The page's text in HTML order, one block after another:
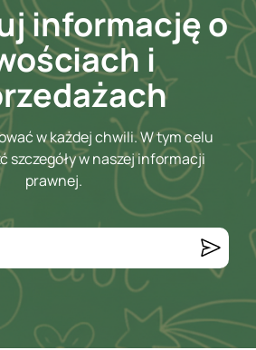
informację o
i
w każdej chwili. W tym celu
szczegóły w naszej informacji
prawnej.